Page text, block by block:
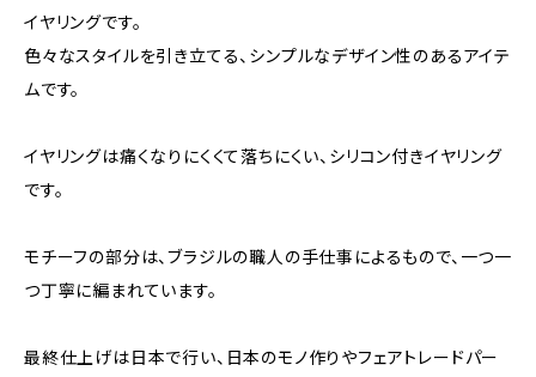
イヤリングです。
色々なスタイルを引き立てる、シンプルなデザイン性のあるアイテ
ムです。
イヤリングは痛くなりにくくて落ちにくい、シリコン付きイヤリング
です。
モチーフの部分は、ブラジルの職人の手仕事によるもので、一つ一
つ丁寧に編まれています。
最終仕上げは日本で行い、日本のモノ作りやフェアトレードパー